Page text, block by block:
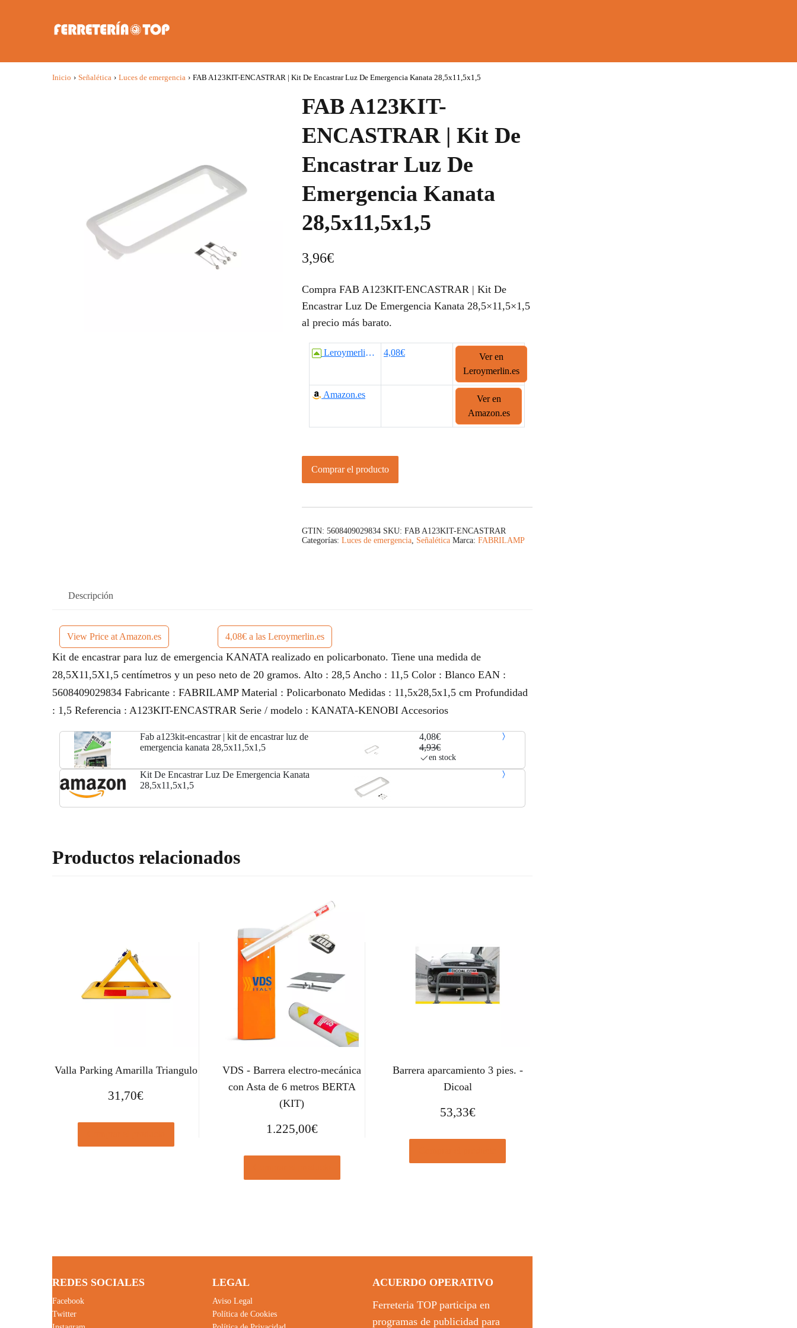
Inicio › Señalética › Luces de emergencia › FAB A123KIT-ENCASTRAR | Kit De Encastrar Luz De Emergencia Kanata 28,5x11,5x1,5
FAB A123KIT-
ENCASTRAR | Kit De
Encastrar Luz De
Emergencia Kanata
28,5x11,5x1,5
3,96€
Compra FAB A123KIT-ENCASTRAR | Kit De
Encastrar Luz De Emergencia Kanata 28,5×11,5×1,5
al precio más barato.
Leroymerlin.es 4,08€
Ver en
Leroymerlin.es
Amazon.es
Ver en
Amazon.es
Comprar el producto
GTIN: 5608409029834 SKU: FAB A123KIT-ENCASTRAR
Categorías: Luces de emergencia, Señalética Marca: FABRILAMP
Descripción
View Price at Amazon.es 4,08€ a las Leroymerlin.es
Kit de encastrar para luz de emergencia KANATA realizado en policarbonato. Tiene una medida de
28,5X11,5X1,5 centímetros y un peso neto de 20 gramos. Alto : 28,5 Ancho : 11,5 Color : Blanco EAN :
5608409029834 Fabricante : FABRILAMP Material : Policarbonato Medidas : 11,5x28,5x1,5 cm Profundidad
: 1,5 Referencia : A123KIT-ENCASTRAR Serie / modelo : KANATA-KENOBI Accesorios
Fab a123kit-encastrar | kit de encastrar luz de
emergencia kanata 28,5x11,5x1,5
4,08€
4,93€
en stock
Kit De Encastrar Luz De Emergencia Kanata
28,5x11,5x1,5
Productos relacionados
Valla Parking Amarilla Triangulo
31,70€
VDS - Barrera electro-mecánica
con Asta de 6 metros BERTA
(KIT)
1.225,00€
Barrera aparcamiento 3 pies. -
Dicoal
53,33€
REDES SOCIALES
Facebook
Twitter
LEGAL
Aviso Legal
Política de Cookies
ACUERDO OPERATIVO
Ferreteria TOP participa en
programas de publicidad para